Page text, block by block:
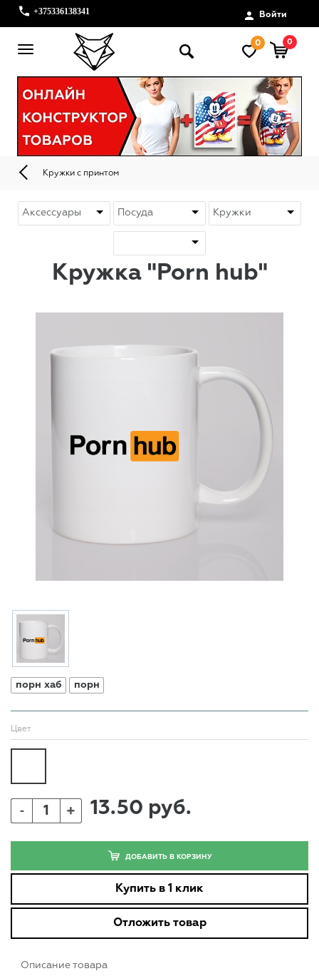
+375336138341 Войти
0 0
Кружки с принтом
Кружка "Porn hub"
порн хаб порн
Цвет
- + 13.50 руб.
ДОБАВИТЬ В КОРЗИНУ
Купить в 1 клик
Отложить товар
Описание товара